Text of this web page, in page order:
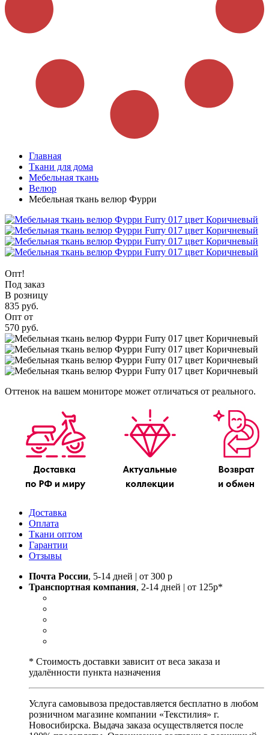
Главная
Ткани для дома
Мебельная ткань
Велюр
Мебельная ткань велюр Фурри
Опт!
Под заказ
В розницу
835 руб.
Опт от
570 руб.
Оттенок на вашем мониторе может отличаться от реального.
Доставка
Оплата
Ткани оптом
Гарантии
Отзывы
Почта России, 5-14 дней | от 300 р
Транспортная компания, 2-14 дней | от 125р*
* Стоимость доставки зависит от веса заказа и
удалённости пункта назначения
Услуга самовывоза предоставляется бесплатно в любом
розничном магазине компании «Текстилия» г.
Новосибирска. Выдача заказа осуществляется после